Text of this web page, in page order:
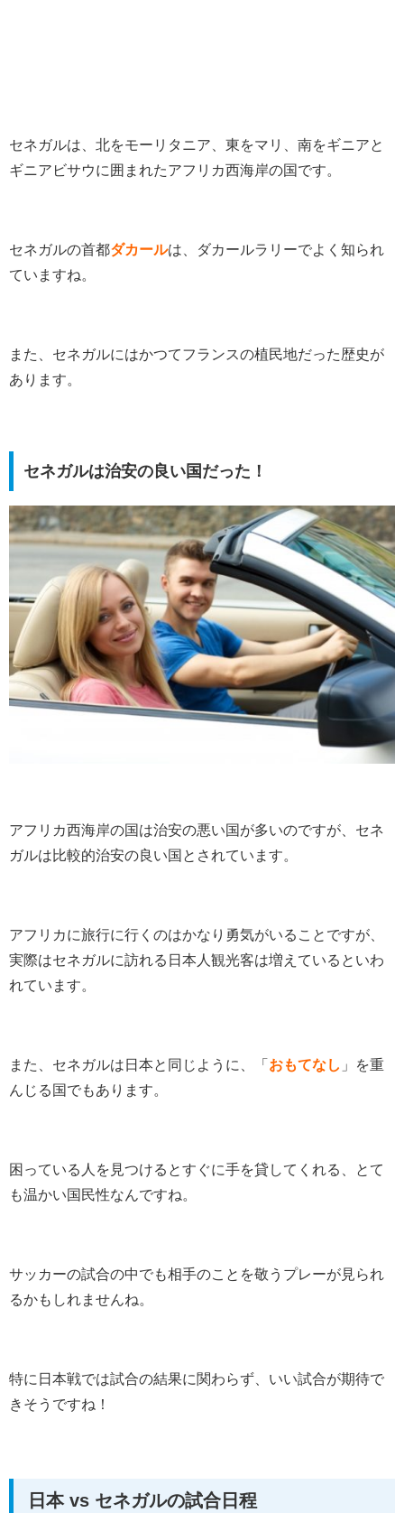
セネガルは、北をモーリタニア、東をマリ、南をギニアと
ギニアビサウに囲まれたアフリカ西海岸の国です。
セネガルの首都ダカールは、ダカールラリーでよく知られ
ていますね。
また、セネガルにはかつてフランスの植民地だった歴史が
あります。
セネガルは治安の良い国だった！
アフリカ西海岸の国は治安の悪い国が多いのですが、セネ
ガルは比較的治安の良い国とされています。
アフリカに旅行に行くのはかなり勇気がいることですが、
実際はセネガルに訪れる日本人観光客は増えているといわ
れています。
また、セネガルは日本と同じように、「 おもてなし 」を重
んじる国でもあります。
困っている人を見つけるとすぐに手を貸してくれる、とて
も温かい国民性なんですね。
サッカーの試合の中でも相手のことを敬うプレーが見られ
るかもしれませんね。
特に日本戦では試合の結果に関わらず、いい試合が期待で
きそうですね！
日本 vs セネガルの試合日程